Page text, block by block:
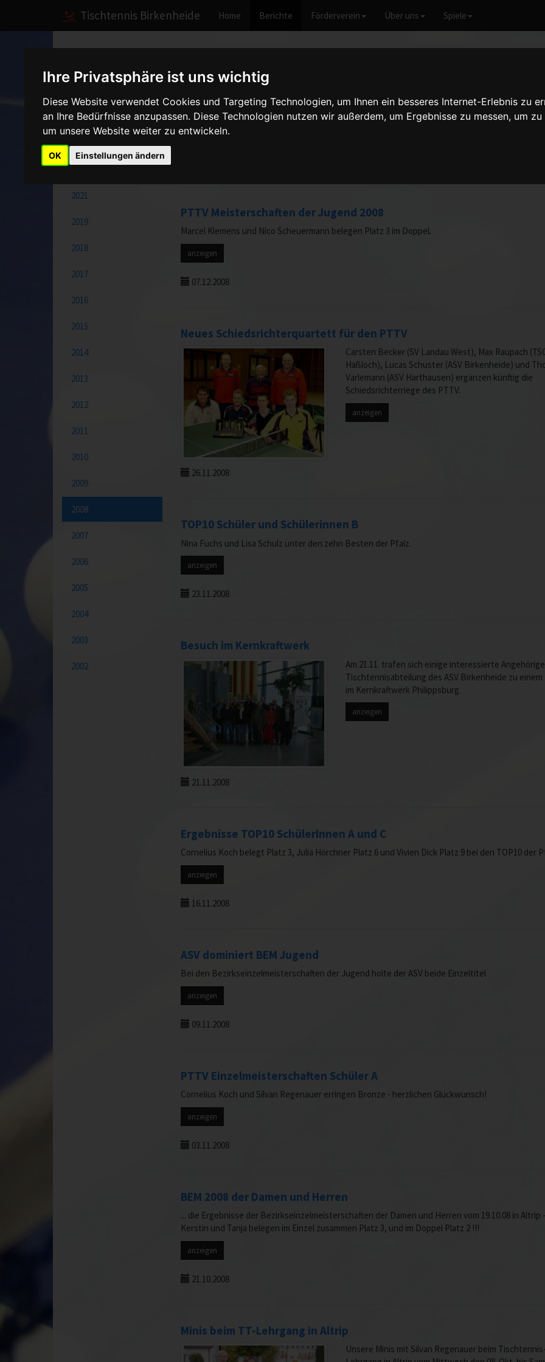
Ihre Privatsphäre ist uns wichtig
Diese Website verwendet Cookies und Targeting Technologien, um Ihnen ein besseres Internet-Erlebnis zu
an Ihre Bedürfnisse anzupassen. Diese Technologien nutzen wir außerdem, um Ergebnisse zu messen, um
um unsere Website weiter zu entwickeln.
OK Einstellungen ändern
Tischtennis Birkenheide Home Berichte Förderverein Über uns Spiele
2024
2023
2021
2019
2018
2017
2016
2015
2014
2013
2012
2011
2010
2009
2008
2007
2006
2005
2004
2003
2002
Allen Mitgliedern einen guten Rutsch
anzeigen
PTTV Meisterschaften der Jugend 2008
Marcel Klemens und Nico Scheuermann belegen Platz 3 im Doppel.
anzeigen
07.12.2008
Neues Schiedsrichterquartett für den PTTV
Carsten Becker (SV Landau West), Max Raupach
Haßloch), Lucas Schuster (ASV Birkenheide) und
Varlemann (ASV Harthausen) ergänzen künftig die
Schiedsrichterriege des PTTV.
anzeigen
26.11.2008
TOP10 Schüler und Schülerinnen B
Nina Fuchs und Lisa Schulz unter den zehn Besten der Pfalz.
anzeigen
23.11.2008
Besuch im Kernkraftwerk
Am 21.11. trafen sich einige interessierte
Tischtennisabteilung des ASV Birkenheide zu
im Kernkraftwerk Philippsburg.
anzeigen
21.11.2008
Ergebnisse TOP10 SchülerInnen A und C
Cornelius Koch belegt Platz 3, Julia Hörchner Platz 6 und Vivien Dick Platz 9 bei den TOP10 der
anzeigen
16.11.2008
ASV dominiert BEM Jugend
Bei den Bezirkseinzelmeisterschaften der Jugend holte der ASV beide Einzeltitel
anzeigen
09.11.2008
PTTV Einzelmeisterschaften Schüler A
Cornelius Koch und Silvan Regenauer erringen Bronze - herzlichen Glückwunsch!
anzeigen
03.11.2008
BEM 2008 der Damen und Herren
... die Ergebnisse der Bezirkseinzelmeisterschaften der Damen und Herren vom 19.10.08 in Altrip -
Kerstin und Tanja belegen im Einzel zusammen Platz 3, und im Doppel Platz 2 !!!
anzeigen
21.10.2008
Minis beim TT-Lehrgang in Altrip
Unsere Minis mit Silvan Regenauer beim